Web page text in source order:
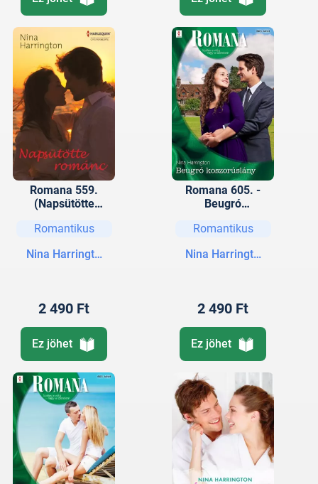
Romana 559.
(Napsütötte
Romantikus
Nina Harrington
2 490 Ft
Ez jöhet
Romana 605. -
Beugró
„három istennő” 2.)
Romantikus
Nina Harrington
2 490 Ft
Ez jöhet